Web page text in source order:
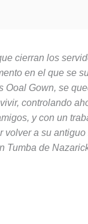
cierran los
en el que se
Ooal Gown, se
controlando
y con un
volver a su
Tumba de